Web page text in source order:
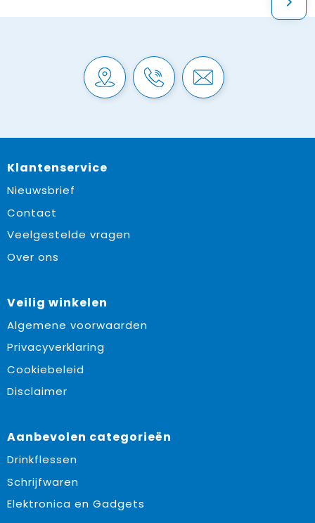
Klantenservice
Nieuwsbrief
Contact
Veelgestelde vragen
Over ons
Veilig winkelen
Algemene voorwaarden
Privacyverklaring
Cookiebeleid
Disclaimer
Aanbevolen categorieën
Drinkflessen
Schrijfwaren
Elektronica en Gadgets